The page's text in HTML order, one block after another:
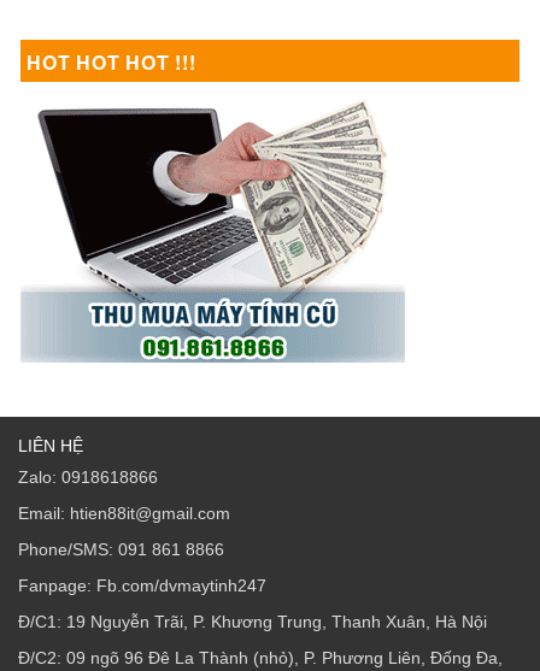
HOT HOT HOT !!!
LIÊN HỆ
Zalo: 0918618866
Email: htien88it@gmail.com
Phone/SMS: 091 861 8866
Fanpage: Fb.com/dvmaytinh247
Đ/C1: 19 Nguyễn Trãi, P. Khương Trung, Thanh Xuân, Hà Nội
Đ/C2: 09 ngõ 96 Đê La Thành (nhỏ), P. Phương Liên, Đống Đa,